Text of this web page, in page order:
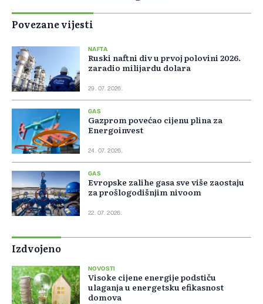
Povezane vijesti
NAFTA
Ruski naftni div u prvoj polovini 2026.
zaradio milijardu dolara
29. 07. 2026.
GAS
Gazprom povećao cijenu plina za
Energoinvest
24. 07. 2026.
GAS
Evropske zalihe gasa sve više zaostaju
za prošlogodišnjim nivoom
22. 07. 2026.
Izdvojeno
NOVOSTI
Visoke cijene energije podstiču
ulaganja u energetsku efikasnost
domova